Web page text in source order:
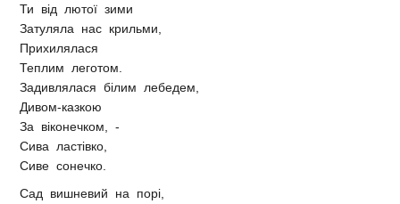
Ти від лютої зими
Затуляла нас крильми,
Прихилялася
Теплим леготом.
Задивлялася білим лебедем,
Дивом-казкою
За віконечком, -
Сива ластівко,
Сиве сонечко.
Сад вишневий на порі,